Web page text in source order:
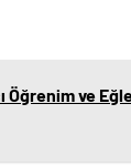
Öğrenim ve